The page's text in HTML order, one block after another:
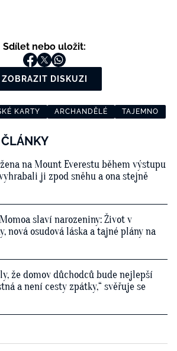
Sdílet nebo uložit:
ZOBRAZIT DISKUZI
KARTY ARCHANDĚLÉ TAJEMNO
na Mount Everestu během výstupu
ji zpod sněhu a ona stejně
slaví narozeniny: Život v
nová osudová láska a tajné plány na
že domov důchodců bude nejlepší
a není cesty zpátky,“ svěřuje se